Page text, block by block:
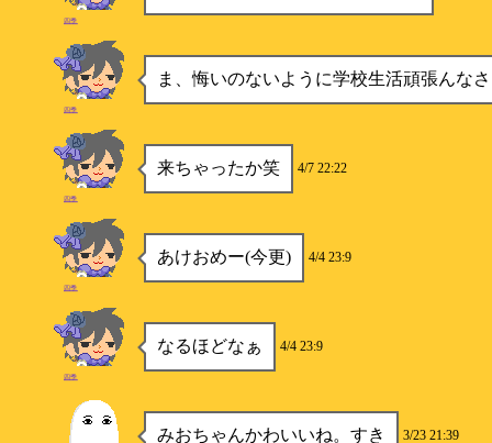
四季
ま、悔いのないように学校生活頑張んな
四季
来ちゃったか笑 4/7 22:22
四季
あけおめー(今更) 4/4 23:9
四季
なるほどなぁ 4/4 23:9
四季
みおちゃんかわいいね。すき 3/23 21:39